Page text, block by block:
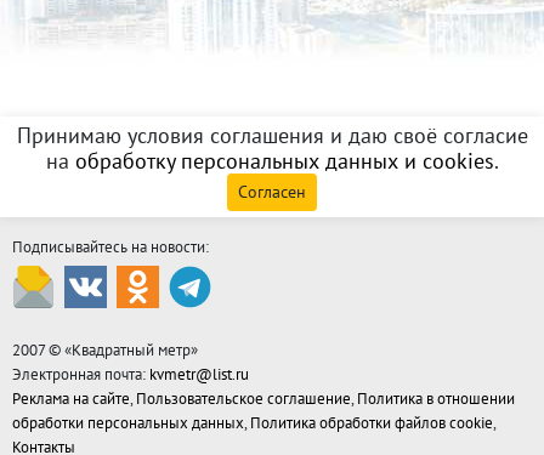
Принимаю условия соглашения и даю своё согласие
на обработку персональных данных и cookies.
Согласен
Подписывайтесь на новости:
2007 © «Квадратный метр»
Электронная почта: kvmetr@list.ru
Реклама на сайте,Пользовательское соглашение,Политика в отношении
обработки персональных данных,Политика обработки файлов cookie,
Контакты